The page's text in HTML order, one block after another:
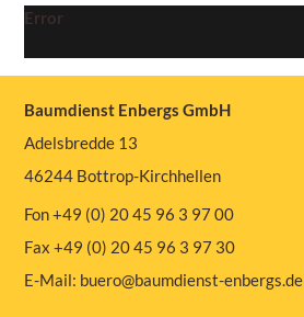
Error
Baumdienst Enbergs GmbH
Adelsbredde 13
46244 Bottrop-Kirchhellen
Fon +49 (0) 20 45 96 3 97 00
Fax +49 (0) 20 45 96 3 97 30
E-Mail: buero@baumdienst-enbergs.de